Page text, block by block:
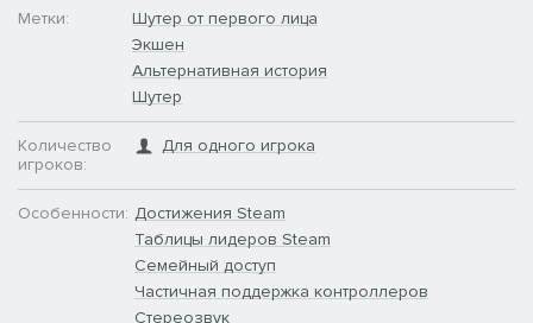
Метки:
Шутер от первого лица
Экшен
Альтернативная история
Шутер
Количество
игроков:
Для одного игрока
Особенности: Достижения Steam
Таблицы лидеров Steam
Семейный доступ
Частичная поддержка контроллеров
Стереозвук